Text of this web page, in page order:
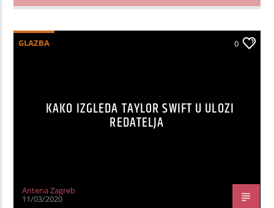
GLAZBA 0
KAKO IZGLEDA TAYLOR SWIFT U ULOZI
REDATELJA
Antena Zagreb
11/03/2020